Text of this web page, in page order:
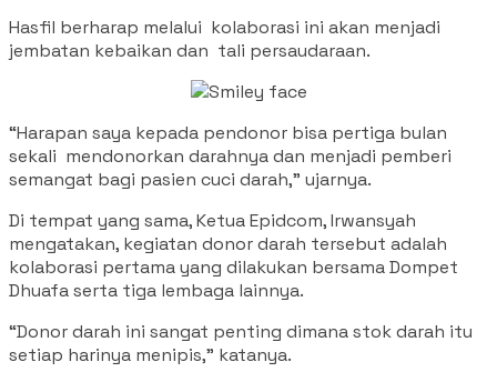
Hasfil berharap melalui kolaborasi ini akan menjadi
jembatan kebaikan dan tali persaudaraan.
“Harapan saya kepada pendonor bisa pertiga bulan
sekali mendonorkan darahnya dan menjadi pemberi
semangat bagi pasien cuci darah,” ujarnya.
Di tempat yang sama, Ketua Epidcom, Irwansyah
mengatakan, kegiatan donor darah tersebut adalah
kolaborasi pertama yang dilakukan bersama Dompet
Dhuafa serta tiga lembaga lainnya.
“Donor darah ini sangat penting dimana stok darah itu
setiap harinya menipis,” katanya.